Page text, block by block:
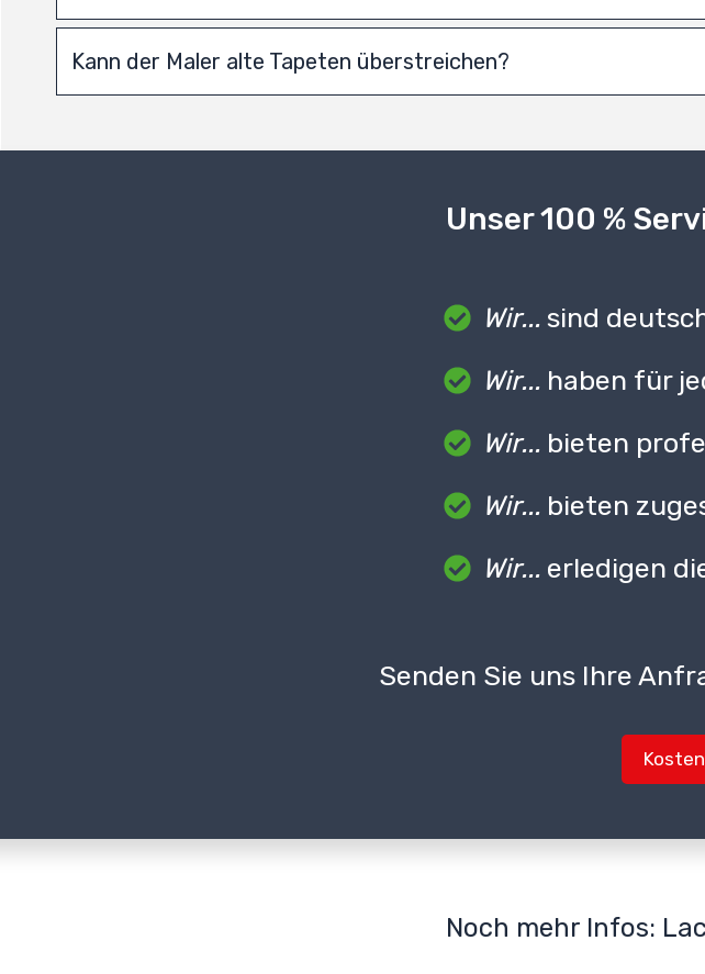
Kann der Maler alte Tapeten überstreichen?
Unser 100 %
Wir... sind
Wir... haben für
Wir... bieten
Wir... bieten
Wir... erledigen
Senden Sie uns Ihre
Noch mehr Infos: